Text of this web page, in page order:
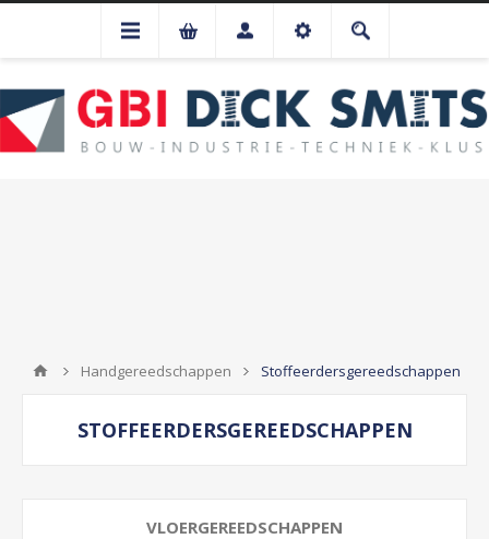
Handgereedschappen Stoffeerdersgereedschappen
STOFFEERDERSGEREEDSCHAPPEN
VLOERGEREEDSCHAPPEN